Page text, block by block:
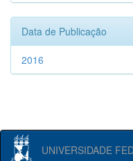
Data de Publicação
2016
UNIVERSIDADE